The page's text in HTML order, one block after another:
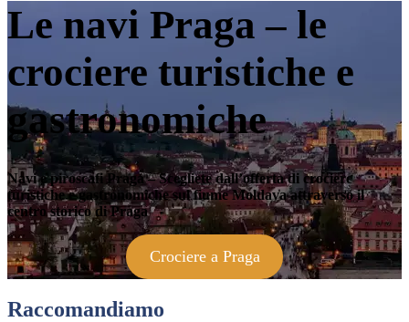
Le navi Praga – le
crociere turistiche e
gastronomiche
Navi e piroscafi Praga – Scegliete dall’offerta di crociere
turistiche e gastronomiche sul fiume Moldava attraverso il
centro storico di Praga
Crociere a Praga
Raccomandiamo